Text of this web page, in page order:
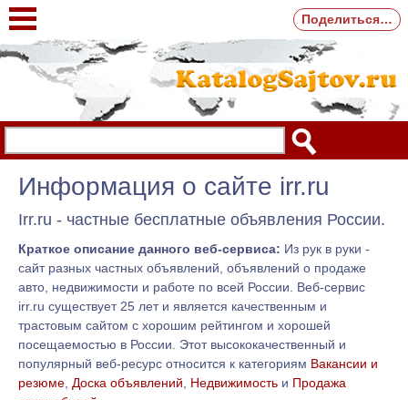
Информация о сайте irr.ru
Irr.ru - частные бесплатные объявления России.
Краткое описание данного веб-сервиса: Из рук в руки -
сайт разных частных объявлений, объявлений о продаже
авто, недвижимости и работе по всей России. Веб-сервис
irr.ru существует 25 лет и является качественным и
трастовым сайтом с хорошим рейтингом и хорошей
посещаемостью в России. Этот высококачественный и
популярный веб-ресурс относится к категориям Вакансии и
резюме Доска объявлений Недвижимость и Продажа
Поделиться…